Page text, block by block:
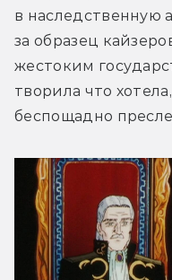
в наследственную
за образец
жестоким
творила что
беспощадно